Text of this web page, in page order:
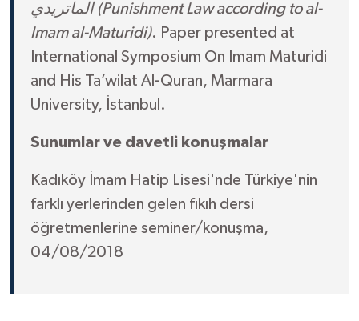
الماتريدي (Punishment Law according to al-
Imam al-Maturidi). Paper presented at
International Symposium On Imam Maturidi
and His Ta’wilat Al-Quran, Marmara
University, İstanbul.
Sunumlar ve davetli konuşmalar
Kadıköy İmam Hatip Lisesi'nde Türkiye'nin
farklı yerlerinden gelen fıkıh dersi
öğretmenlerine seminer/konuşma,
04/08/2018
Karaman Müftülüğü
Kars Müftülüğü
Kastamonu Müftülüğü
Kayseri Müftülüğü
Kilis Müftülüğü
Kırıkkale Müftülüğü
Kırklareli Müftülüğü